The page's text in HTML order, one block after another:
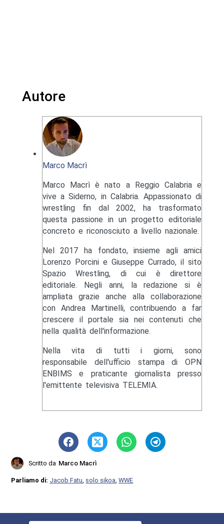
Autore
Marco Macrì
Marco Macrì è nato a Reggio Calabria e
vive a Siderno, in Calabria. Appassionato di
wrestling fin dal 2002, ha trasformato
questa passione in un progetto editoriale
concreto e riconosciuto a livello nazionale.
Nel 2017 ha fondato, insieme agli amici
Lorenzo Porcini e Giuseppe Currado, il sito
Spazio Wrestling, di cui è direttore
editoriale. Negli anni, la redazione si è
ampliata grazie anche alla collaborazione
con Andrea Martinelli, contribuendo a far
crescere il portale sia nei contenuti che
nella qualità dell'informazione.
Nella vita di tutti i giorni, sono
responsabile dell'ufficio stampa di OPN
ENBIMS e praticante giornalista presso
l'emittente televisiva TELEMIA.
Scritto da Marco Macrì
Parliamo di: Jacob Fatu solo sikoa ,WWE